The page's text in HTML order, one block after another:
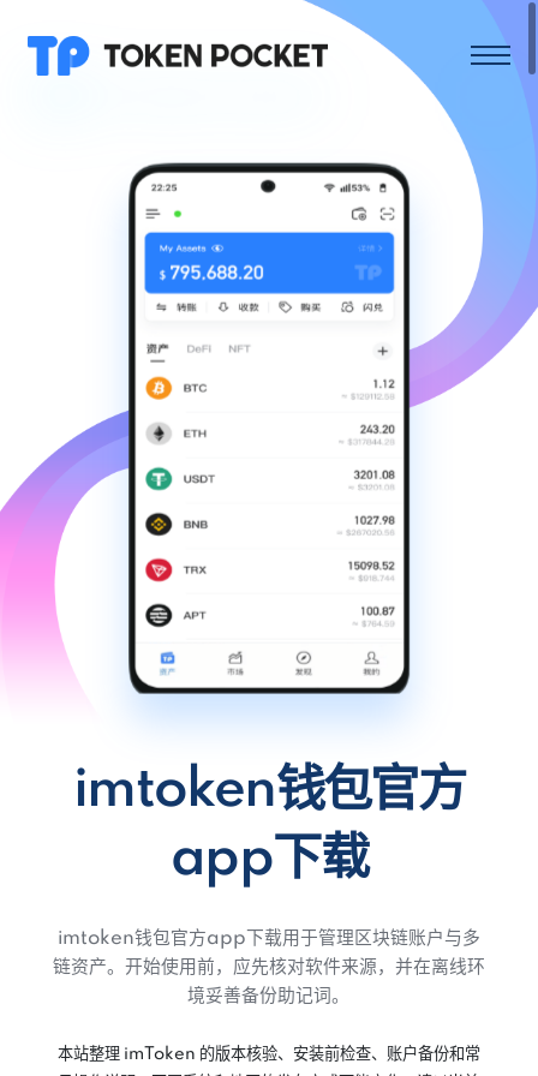
imtoken钱包官方
app下载
imtoken钱包官方app下载用于管理区块链账户与多
链资产。开始使用前，应先核对软件来源，并在离线环
境妥善备份助记词。
本站整理 imToken 的版本核验、安装前检查、账户备份和常